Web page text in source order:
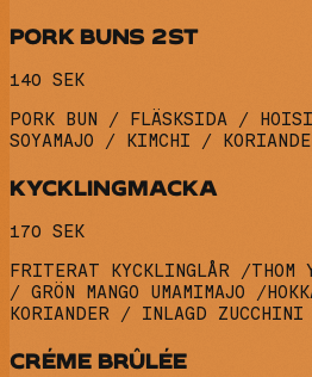
PORK BUNS 2ST
140 SEK
PORK BUN / FLÄSKSIDA /
SOYAMAJO / KIMCHI /
KYCKLINGMACKA
170 SEK
FRITERAT KYCKLINGLÅR /THOM
/ GRÖN MANGO UMAMIMAJO /
KORIANDER / INLAGD ZUCCHINI
CRÉME BRÛLÉE